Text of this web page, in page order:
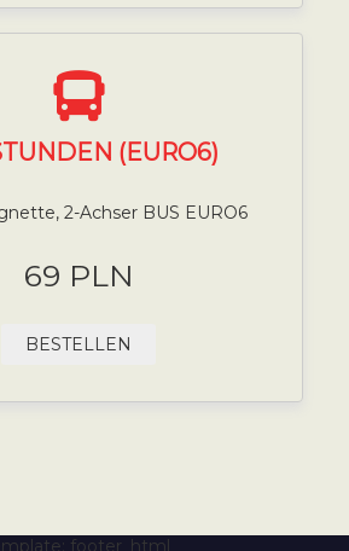
(EURO6)
2-Achser BUS EURO6
69 PLN
BESTELLEN
footer_html